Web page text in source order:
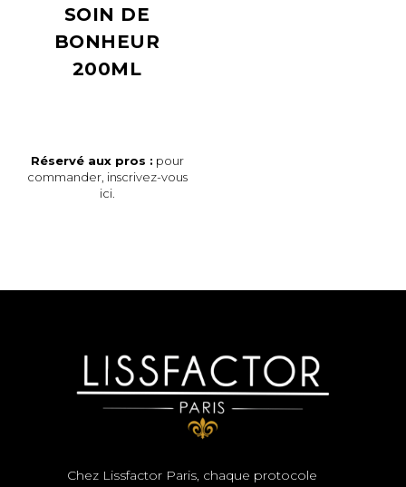
SOIN DE
BONHEUR
200ML
Réservé aux pros : pour
commander, inscrivez-vous
ici.
Chez Lissfactor Paris, chaque protocole